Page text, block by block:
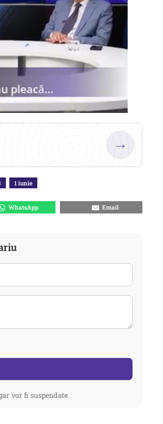
→
1 iunie
WhatsApp Email
vor fi suspendate